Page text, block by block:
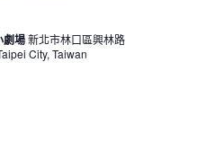
劇場新北市林口區興林路
City, Taiwan